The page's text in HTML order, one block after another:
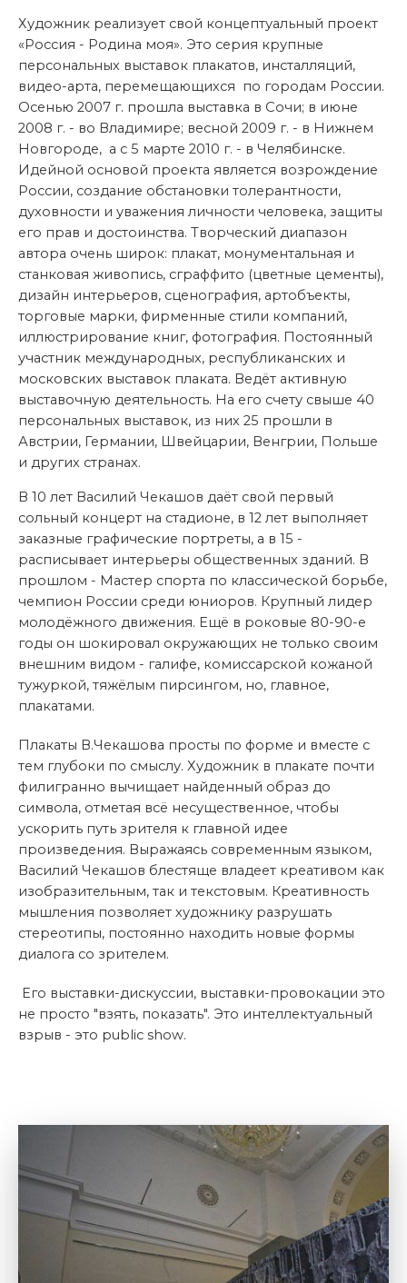
Художник реализует свой концептуальный проект
«Россия - Родина моя». Это серия крупные
персональных выставок плакатов, инсталляций,
видео-арта, перемещающихся по городам России.
Осенью 2007 г. прошла выставка в Сочи; в июне
2008 г. - во Владимире; весной 2009 г. - в Нижнем
Новгороде, а с 5 марте 2010 г. - в Челябинске.
Идейной основой проекта является возрождение
России, создание обстановки толерантности,
духовности и уважения личности человека, защиты
его прав и достоинства. Творческий диапазон
автора очень широк: плакат, монументальная и
станковая живопись, сграффито (цветные цементы),
дизайн интерьеров, сценография, артобъекты,
торговые марки, фирменные стили компаний,
иллюстрирование книг, фотография. Постоянный
участник международных, республиканских и
московских выставок плаката. Ведёт активную
выставочную деятельность. На его счету свыше 40
персональных выставок, из них 25 прошли в
Австрии, Германии, Швейцарии, Венгрии, Польше
и других странах.
В 10 лет Василий Чекашов даёт свой первый
сольный концерт на стадионе, в 12 лет выполняет
заказные графические портреты, а в 15 -
расписывает интерьеры общественных зданий. В
прошлом - Мастер спорта по классической борьбе,
чемпион России среди юниоров. Крупный лидер
молодёжного движения. Ещё в роковые 80-90-е
годы он шокировал окружающих не только своим
внешним видом - галифе, комиссарской кожаной
тужуркой, тяжёлым пирсингом, но, главное,
плакатами.
Плакаты В.Чекашова просты по форме и вместе с
тем глубоки по смыслу. Художник в плакате почти
филигранно вычищает найденный образ до
символа, отметая всё несущественное, чтобы
ускорить путь зрителя к главной идее
произведения. Выражаясь современным языком,
Василий Чекашов блестяще владеет креативом как
изобразительным, так и текстовым. Креативность
мышления позволяет художнику разрушать
стереотипы, постоянно находить новые формы
диалога со зрителем.
Его выставки-дискуссии, выставки-провокации это
не просто "взять, показать". Это интеллектуальный
взрыв - это public show.